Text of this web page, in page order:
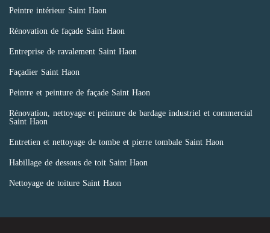
Peintre intérieur Saint Haon
Rénovation de façade Saint Haon
Entreprise de ravalement Saint Haon
Façadier Saint Haon
Peintre et peinture de façade Saint Haon
Rénovation, nettoyage et peinture de bardage industriel et commercial
Saint Haon
Entretien et nettoyage de tombe et pierre tombale Saint Haon
Habillage de dessous de toit Saint Haon
Nettoyage de toiture Saint Haon